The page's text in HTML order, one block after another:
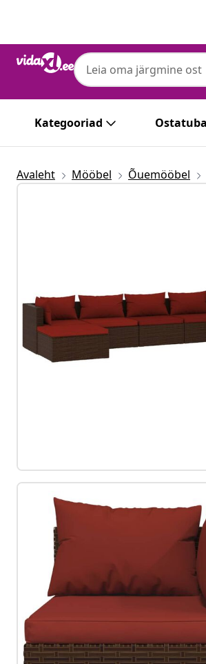
Kategooriad
Avaleht Mööbel Õuemööbel